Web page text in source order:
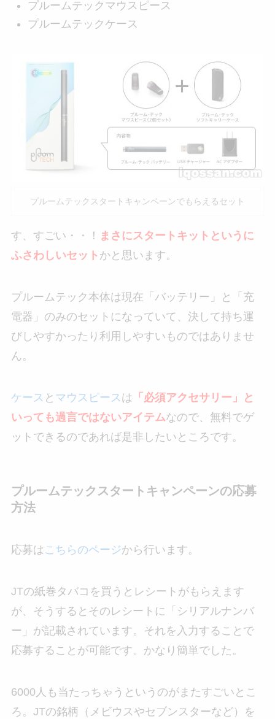
プルームテックマウスピース
プルームテックケース
プルームテックスタートキャンペーンでもらえるセット
す、すごい・・！ まさにスタートキットというに
ふさわしいセット かと思います。
プルームテック本体は現在「バッテリー」と「充
電器」のみのセットになっていて、決して持ち運
びしやすかったり利用しやすいものではありませ
ん。
ケース と マウスピース は 「必須アクセサリー」と
いっても過言ではないアイテムなので、無料でゲ
ットできるのであれば是非したいところです。
プルームテックスタートキャンペーンの応募
方法
応募は こちらのページから行います。
JTの紙巻タバコを買うとレシートがもらえます
が、そうするとそのレシートに「シリアルナンバ
ー」が記載されています。それを入力することで
応募することが可能です。かなり簡単でした。
6000人も当たっちゃうというのがまたすごいとこ
ろ。JTの銘柄（メビウスやセブンスターなど）を